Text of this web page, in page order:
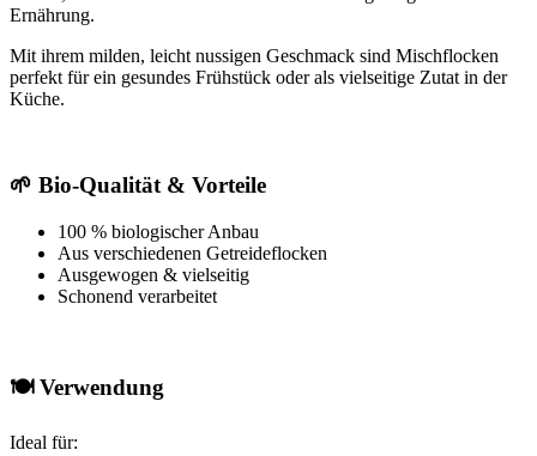
Ernährung.
Mit ihrem milden, leicht nussigen Geschmack sind Mischflocken
perfekt für ein gesundes Frühstück oder als vielseitige Zutat in der
Küche.
🌱 Bio-Qualität & Vorteile
100 % biologischer Anbau
Aus verschiedenen Getreideflocken
Ausgewogen & vielseitig
Schonend verarbeitet
🍽️ Verwendung
Ideal für: